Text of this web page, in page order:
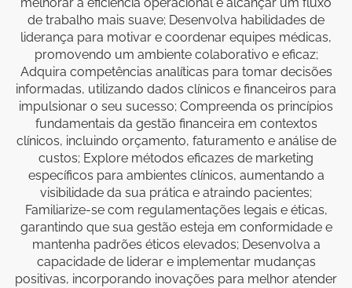
de trabalho mais suave; Desenvolva habilidades de
liderança para motivar e coordenar equipes médicas,
promovendo um ambiente colaborativo e eficaz;
Adquira competências analíticas para tomar decisões
informadas, utilizando dados clínicos e financeiros para
impulsionar o seu sucesso; Compreenda os princípios
fundamentais da gestão financeira em contextos
clínicos, incluindo orçamento, faturamento e análise de
custos; Explore métodos eficazes de marketing
específicos para ambientes clínicos, aumentando a
visibilidade da sua prática e atraindo pacientes;
Familiarize-se com regulamentações legais e éticas,
garantindo que sua gestão esteja em conformidade e
mantenha padrões éticos elevados; Desenvolva a
capacidade de liderar e implementar mudanças
positivas, incorporando inovações para melhor atender